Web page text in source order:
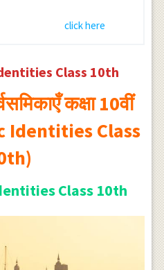
click here
Class 10th
कक्षा 10वीं
Identities Class
Class 10th